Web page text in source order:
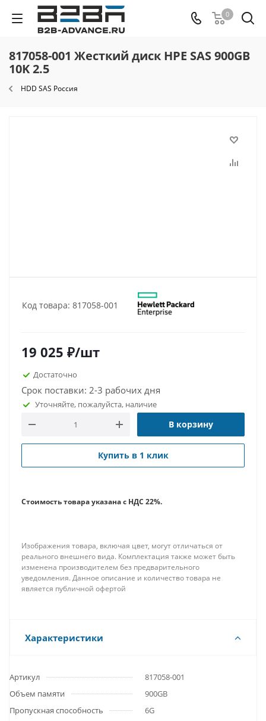
0
817058-001 Жесткий диск HPE SAS 900GB
10K 2.5
HDD SAS Россия
Код товара: 817058-001
19 025 ₽/шт
Достаточно
Срок поставки: 2-3 рабочих дня
Уточняйте, пожалуйста, наличие
В корзину
Купить в 1 клик
Стоимость товара указана с НДС 22%.
Изображения товара, включая цвет, могут отличаться от
реального внешнего вида. Комплектация также может быть
изменена производителем без предварительного
уведомления. Данное описание и количество товара не
является публичной офертой
Характеристики
Артикул
817058-001
Объем памяти
900GB
Пропускная способность
6G